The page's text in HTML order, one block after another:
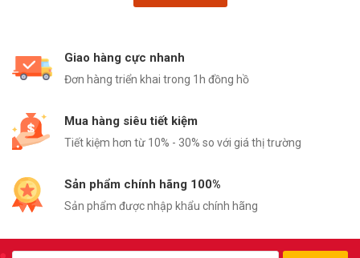
Giao hàng cực nhanh
Đơn hàng triển khai trong 1h đồng hồ
Mua hàng siêu tiết kiệm
Tiết kiệm hơn từ 10% - 30% so với giá thị trường
Sản phẩm chính hãng 100%
Sản phẩm được nhập khẩu chính hãng